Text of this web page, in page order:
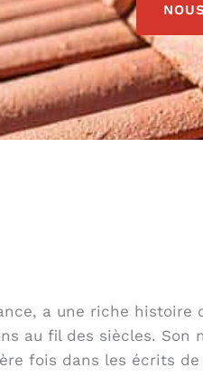
a une riche histoire
au fil des siècles.
fois dans les écrits de